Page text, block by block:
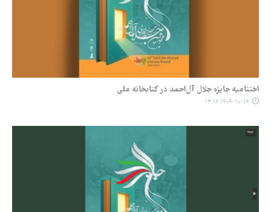
اختتامیه جایزه جلال آل‌احمد در کتابخانه ملی
۱۴۰۴-۱۰-۱۴ ۱۳:۱۲